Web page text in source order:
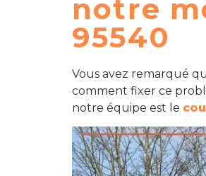
notre
95540
Vous avez remarqué
comment fixer ce
notre équipe est le